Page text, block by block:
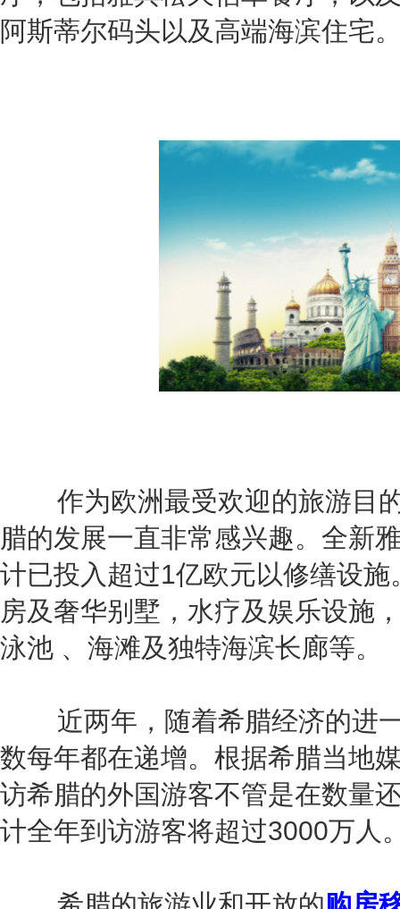
阿斯蒂尔码头以及高端海滨住宅
作为欧洲最受欢迎的旅游目的
腊的发展一直非常感兴趣。全新
计已投入超过1亿欧元以修缮设
房及奢华别墅，水疗及娱乐设施
泳池 、海滩及独特海滨长廊等。
近两年，随着希腊经济的进一
数每年都在递增。根据希腊当地
访希腊的外国游客不管是在数量
计全年到访游客将超过3000万人